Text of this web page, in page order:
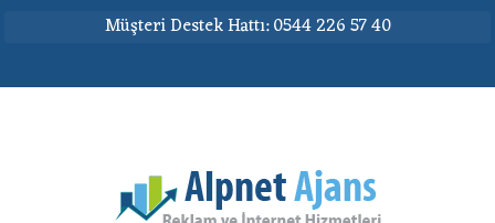
Müşteri Destek Hattı: 0544 226 57 40